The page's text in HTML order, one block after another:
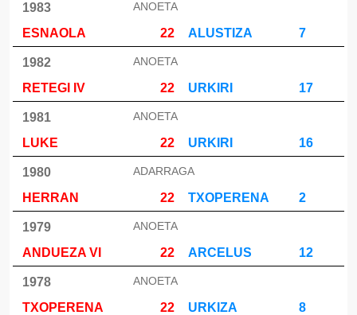
1983
ESNAOLA
22 ALUSTIZA 7
ANOETA
1982
RETEGI IV
22 URKIRI 17
ANOETA
1981
LUKE
22 URKIRI 16
ANOETA
1980
HERRAN
22 TXOPERENA 2
ADARRAGA
1979
ANDUEZA VI
22 ARCELUS 12
ANOETA
1978
TXOPERENA
22 URKIZA 8
ANOETA